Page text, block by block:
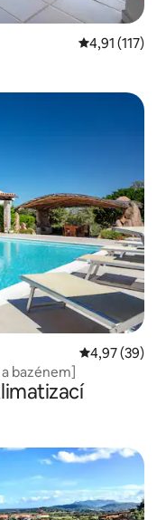
Průměrné
4,91 (117)
Průměrné
4,97 (39)
bazénem]